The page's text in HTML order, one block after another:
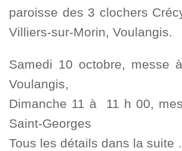
paroisse des 3 clochers
Villiers-sur-Morin, Voulangis.
Samedi 10 octobre,
Voulangis,
Dimanche 11 à 11 h 00,
Saint-Georges
Tous les détails dans la suite